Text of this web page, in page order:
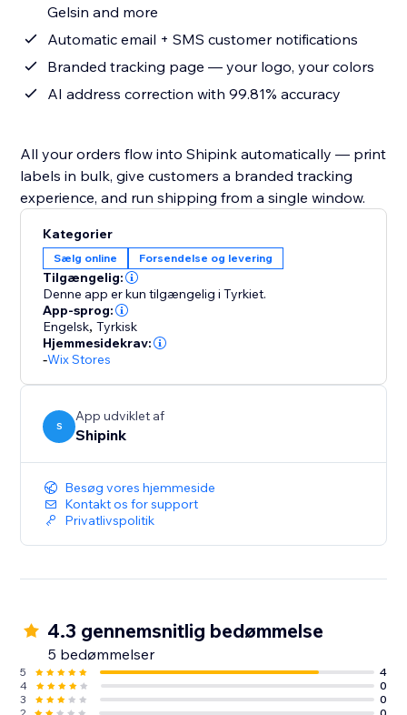
Gelsin and more
Automatic email + SMS customer notifications
Branded tracking page — your logo, your colors
AI address correction with 99.81% accuracy
All your orders flow into Shipink automatically — print
labels in bulk, give customers a branded tracking
experience, and run shipping from a single window.
Kategorier
Sælg online Forsendelse og levering
Tilgængelig:
Denne app er kun tilgængelig i Tyrkiet.
App-sprog:
Engelsk,Tyrkisk
Hjemmesidekrav:
-Wix Stores
S
App udviklet af
Shipink
Besøg vores hjemmeside
Kontakt os for support
Privatlivspolitik
4.3 gennemsnitlig bedømmelse
5 bedømmelser
5
4
4
0
3
0